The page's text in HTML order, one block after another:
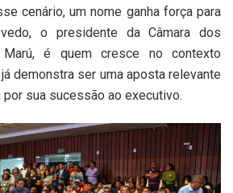
cenário, um nome ganha força para
o presidente da Câmara dos
Marú, é quem cresce no contexto
demonstra ser uma aposta relevante
por sua sucessão ao executivo.